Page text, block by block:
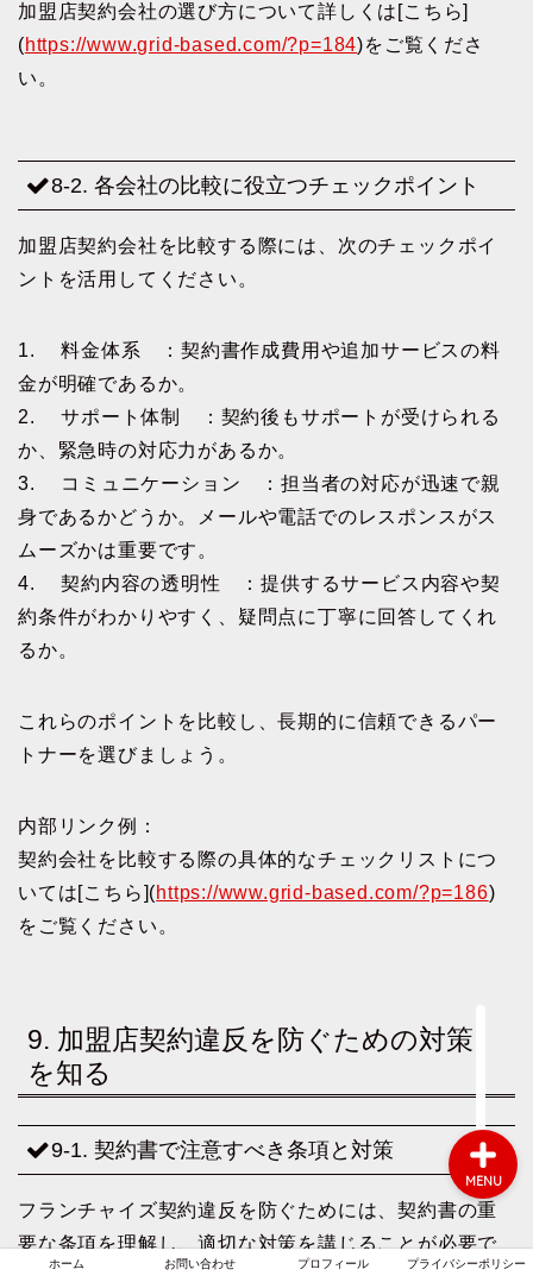
加盟店契約会社の選び方について詳しくは[こちら]
(https://www.grid-based.com/?p=184)をご覧くださ
い。
8-2. 各会社の比較に役立つチェックポイント
加盟店契約会社を比較する際には、次のチェックポイ
ントを活用してください。
1. 料金体系 ：契約書作成費用や追加サービスの料
金が明確であるか。
2. サポート体制 ：契約後もサポートが受けられる
か、緊急時の対応力があるか。
3. コミュニケーション ：担当者の対応が迅速で親
身であるかどうか。メールや電話でのレスポンスがス
ムーズかは重要です。
4. 契約内容の透明性 ：提供するサービス内容や契
約条件がわかりやすく、疑問点に丁寧に回答してくれ
るか。
これらのポイントを比較し、長期的に信頼できるパー
トナーを選びましょう。
内部リンク例：
契約会社を比較する際の具体的なチェックリストにつ
いては[こちら](https://www.grid-based.com/?p=186)
をご覧ください。
9. 加盟店契約違反を防ぐための対策
を知る
9-1. 契約書で注意すべき条項と対策
フランチャイズ契約違反を防ぐためには、契約書の重
要な条項を理解し、適切な対策を講じることが必要で
す。以下は特に注意が必要なポイントです。
ホーム お問い合わせ プロフィール プライバシーポリシー
MENU
ホーム
プライバシーポリシー